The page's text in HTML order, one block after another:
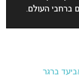
ברחבי העולם.
ברגר